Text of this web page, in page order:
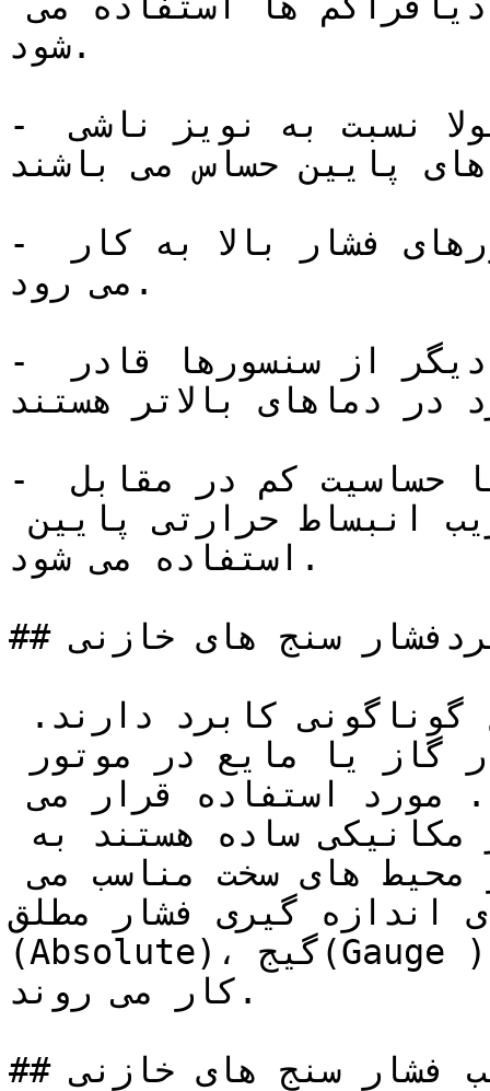
شود.
- دیافراگم های بزرگ و نازک معمولا نسبت به نویز ناشی
پایین حساس می باشند.
- دیافراگم های ضخیم تر در سنسورهای فشار بالا به کار
می رود.
- سنسورهای خازنی نسبت به برخی دیگر از سنسورها قادر
در دماهای بالاتر هستند.
- برای ساخت سنسورهایی با حساسیت کم در مقابل
تغییرات دما از متریالی با ضریب انبساط حرارتی پایین
استفاده می شود.
## کاربردفشار سنج های خازنی
های جت، لاستیک اتومبیل و ... مورد استفاده قرار می
همین خاطر برای استفاده در محیط های سخت مناسب می
اندازه گیری فشار مطلق
(Absolute)، گیج(Gauge ) و تفاضلی (Differential) به
کار می روند.
## مزایا و معایب فشار سنج های خازنی